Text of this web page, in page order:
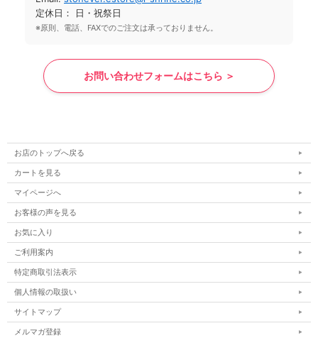
定休日： 日・祝祭日
※原則、電話、FAXでのご注文は承っておりません。
お問い合わせフォームはこちら ＞
お店のトップへ戻る
カートを見る
マイページへ
お客様の声を見る
お気に入り
ご利用案内
特定商取引法表示
個人情報の取扱い
サイトマップ
メルマガ登録